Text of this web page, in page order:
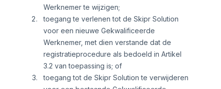
Werknemer te wijzigen;
toegang te verlenen tot de Skipr Solution
voor een nieuwe Gekwalificeerde
Werknemer, met dien verstande dat de
registratieprocedure als bedoeld in Artikel
3.2 van toepassing is; of
toegang tot de Skipr Solution te verwijderen